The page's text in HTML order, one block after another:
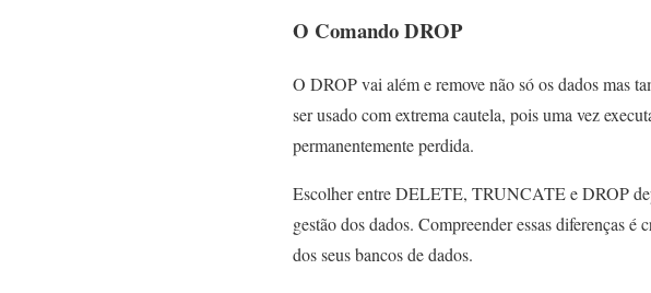
O Comando DROP
O DROP vai além e remove não só os dados mas
ser usado com extrema cautela, pois uma vez
permanentemente perdida.
Escolher entre DELETE, TRUNCATE e DROP
gestão dos dados. Compreender essas diferenças
dos seus bancos de dados.